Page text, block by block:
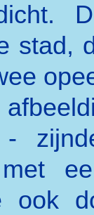
stad,
-
ook